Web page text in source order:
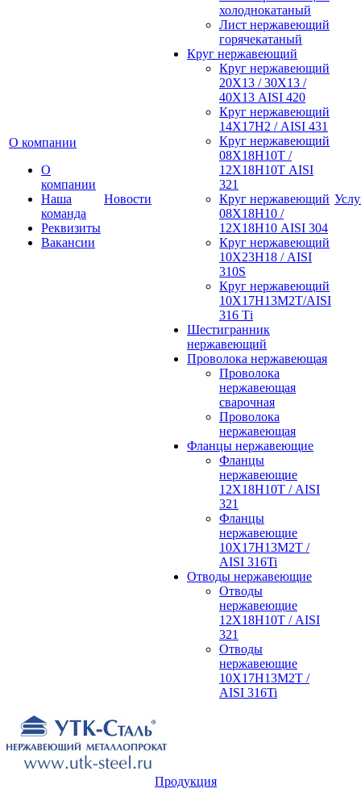
О компании
О
компании
Наша
команда
Реквизиты
Вакансии
Новости
холоднокатаный
Лист нержавеющий
горячекатаный
Круг нержавеющий
Круг нержавеющий
20Х13 / 30Х13 /
40Х13 AISI 420
Круг нержавеющий
14Х17Н2 / AISI 431
Круг нержавеющий
08Х18Н10Т /
12Х18Н10Т AISI
321
Круг нержавеющий
08Х18Н10 /
12Х18Н10 AISI 304
Круг нержавеющий
10Х23Н18 / AISI
310S
Круг нержавеющий
10Х17Н13М2Т/AISI
316 Тi
Шестигранник
нержавеющий
Проволока нержавеющая
Проволока
нержавеющая
сварочная
Проволока
нержавеющая
Фланцы нержавеющие
Фланцы
нержавеющие
12Х18Н10Т / AISI
321
Фланцы
нержавеющие
10Х17Н13М2Т /
AISI 316Ti
Отводы нержавеющие
Отводы
нержавеющие
12Х18Н10Т / AISI
321
Отводы
нержавеющие
10Х17Н13М2Т /
AISI 316Ti
Продукция